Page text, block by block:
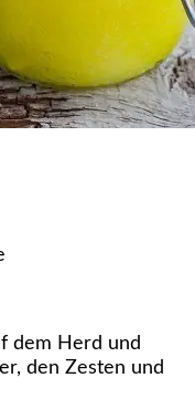
dem Herd und
den Zesten und